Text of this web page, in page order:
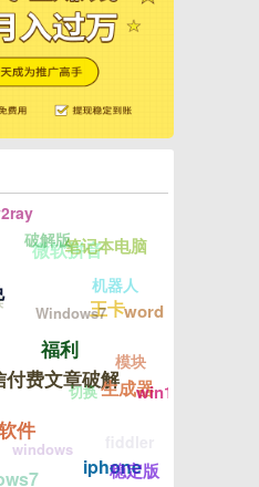
付费文章破解
件
福利
iphone
生成器
王卡
微软拼音
稳定版
win10
word
笔记本电脑
模块
机器人
破解版
windows
切换
Windows7